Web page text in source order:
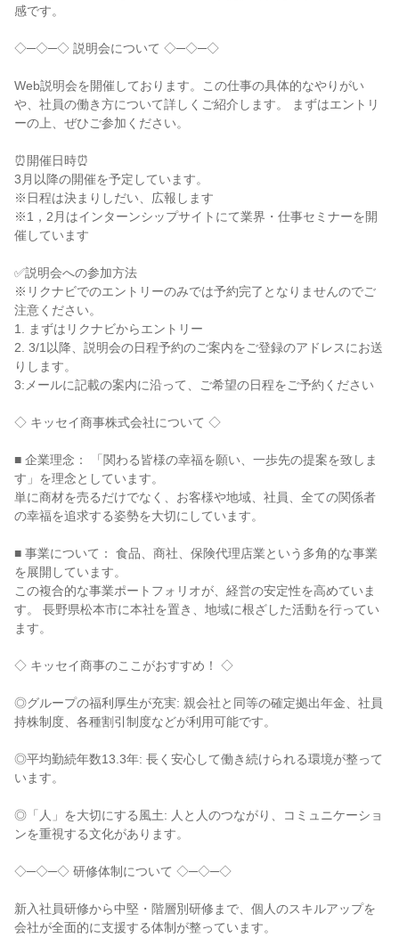
感です。
◇─◇─◇ 説明会について ◇─◇─◇
Web説明会を開催しております。この仕事の具体的なやりがい
や、社員の働き方について詳しくご紹介します。 まずはエントリ
ーの上、ぜひご参加ください。
⏰開催日時⏰
3月以降の開催を予定しています。
※日程は決まりしだい、広報します
※1，2月はインターンシップサイトにて業界・仕事セミナーを開
催しています
✅説明会への参加方法
※リクナビでのエントリーのみでは予約完了となりませんのでご
注意ください。
1. まずはリクナビからエントリー
2. 3/1以降、説明会の日程予約のご案内をご登録のアドレスにお送
りします。
3:メールに記載の案内に沿って、ご希望の日程をご予約ください
◇ キッセイ商事株式会社について ◇
■ 企業理念： 「関わる皆様の幸福を願い、一歩先の提案を致しま
す」を理念としています。
単に商材を売るだけでなく、お客様や地域、社員、全ての関係者
の幸福を追求する姿勢を大切にしています。
■ 事業について： 食品、商社、保険代理店業という多角的な事業
を展開しています。
この複合的な事業ポートフォリオが、経営の安定性を高めていま
す。 長野県松本市に本社を置き、地域に根ざした活動を行ってい
ます。
◇ キッセイ商事のここがおすすめ！ ◇
◎グループの福利厚生が充実: 親会社と同等の確定拠出年金、社員
持株制度、各種割引制度などが利用可能です。
◎平均勤続年数13.3年: 長く安心して働き続けられる環境が整って
います。
◎「人」を大切にする風土: 人と人のつながり、コミュニケーショ
ンを重視する文化があります。
◇─◇─◇ 研修体制について ◇─◇─◇
新入社員研修から中堅・階層別研修まで、個人のスキルアップを
会社が全面的に支援する体制が整っています。